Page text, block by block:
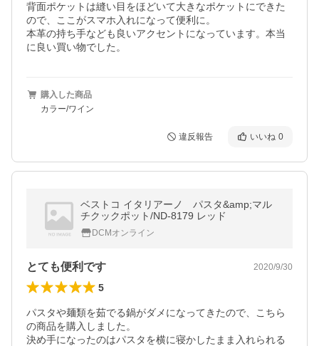
背面ポケットは縫い目をほどいて大きなポケットにできた
ので、ここがスマホ入れになって便利に。
本革の持ち手なども良いアクセントになっています。本当
に良い買い物でした。
購入した商品
カラー/ワイン
違反報告 いいね 0
ベストコ イタリアーノ パスタ&amp;マル
チクックポット/ND-8179 レッド
DCMオンライン
とても便利です 2020/9/30
5
パスタや麺類を茹でる鍋がダメになってきたので、こちら
の商品を購入しました。
決め手になったのはパスタを横に寝かしたまま入れられる